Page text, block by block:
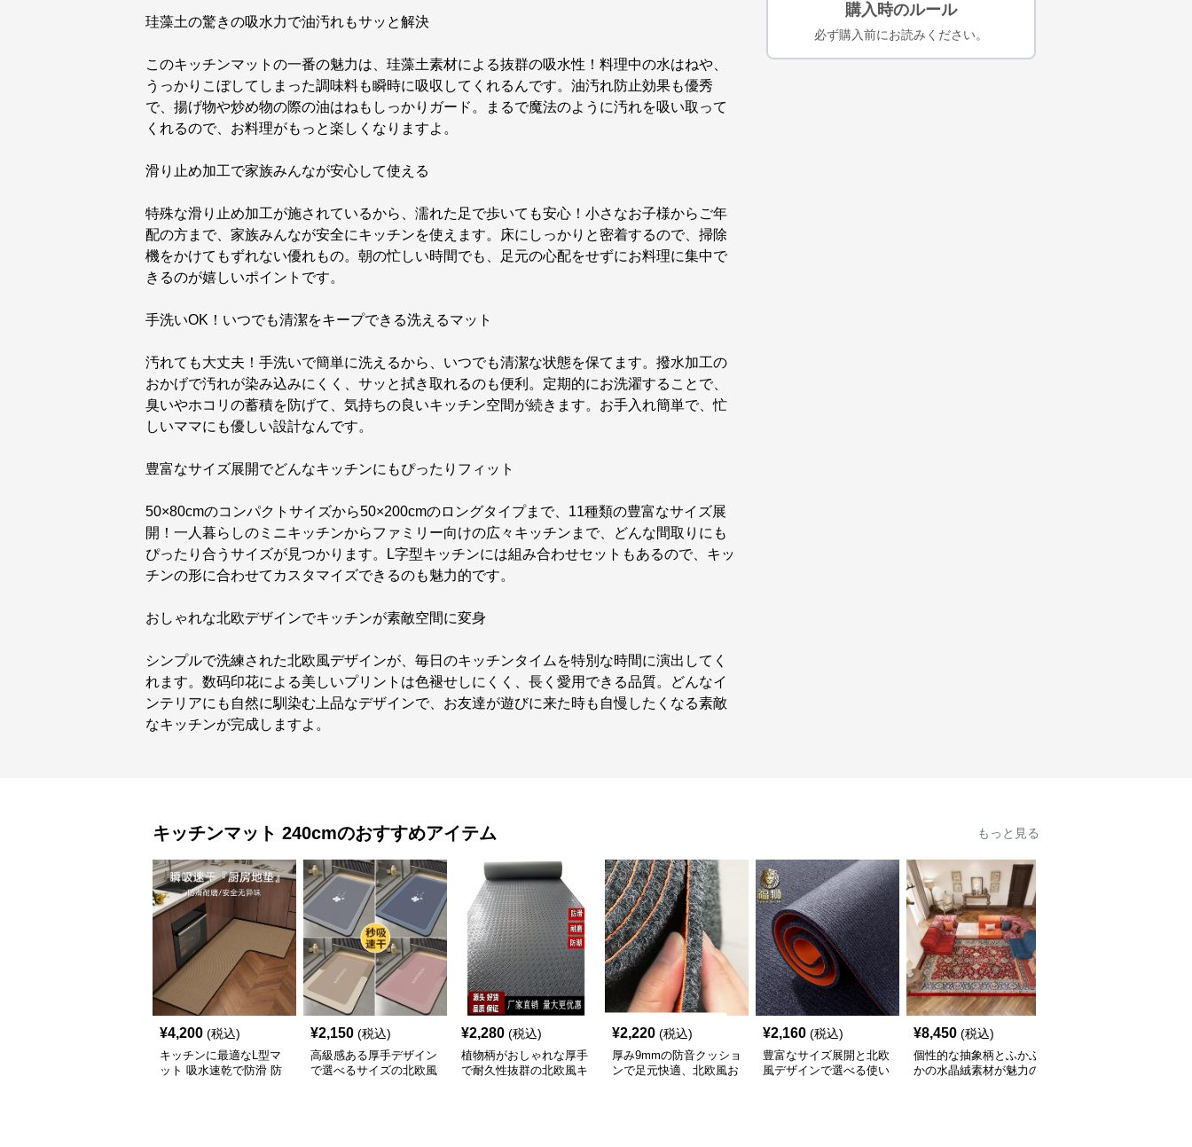
珪藻土の驚きの吸水力で油汚れもサッと解決
このキッチンマットの一番の魅力は、珪藻土素材による抜群の吸水性！料理中の水はねや、
うっかりこぼしてしまった調味料も瞬時に吸収してくれるんです。油汚れ防止効果も優秀
で、揚げ物や炒め物の際の油はねもしっかりガード。まるで魔法のように汚れを吸い取って
くれるので、お料理がもっと楽しくなりますよ。
滑り止め加工で家族みんなが安心して使える
特殊な滑り止め加工が施されているから、濡れた足で歩いても安心！小さなお子様からご年
配の方まで、家族みんなが安全にキッチンを使えます。床にしっかりと密着するので、掃除
機をかけてもずれない優れもの。朝の忙しい時間でも、足元の心配をせずにお料理に集中で
きるのが嬉しいポイントです。
手洗いOK！いつでも清潔をキープできる洗えるマット
汚れても大丈夫！手洗いで簡単に洗えるから、いつでも清潔な状態を保てます。撥水加工の
おかげで汚れが染み込みにくく、サッと拭き取れるのも便利。定期的にお洗濯することで、
臭いやホコリの蓄積を防げて、気持ちの良いキッチン空間が続きます。お手入れ簡単で、忙
しいママにも優しい設計なんです。
豊富なサイズ展開でどんなキッチンにもぴったりフィット
50×80cmのコンパクトサイズから50×200cmのロングタイプまで、11種類の豊富なサイズ展
開！一人暮らしのミニキッチンからファミリー向けの広々キッチンまで、どんな間取りにも
ぴったり合うサイズが見つかります。L字型キッチンには組み合わせセットもあるので、キッ
チンの形に合わせてカスタマイズできるのも魅力的です。
おしゃれな北欧デザインでキッチンが素敵空間に変身
シンプルで洗練された北欧風デザインが、毎日のキッチンタイムを特別な時間に演出してく
れます。数码印花による美しいプリントは色褪せしにくく、長く愛用できる品質。どんなイ
ンテリアにも自然に馴染む上品なデザインで、お友達が遊びに来た時も自慢したくなる素敵
なキッチンが完成しますよ。
購入時のルール
必ず購入前にお読みください。
キッチンマット 240cmのおすすめアイテム もっと見る
¥4,200 (税込)
キッチンに最適なL型マ
ット 吸水速乾で防滑 防
¥2,150 (税込)
高級感ある厚手デザイン
で選べるサイズの北欧風
¥2,280 (税込)
植物柄がおしゃれな厚手
で耐久性抜群の北欧風キ
¥2,220 (税込)
厚み9mmの防音クッショ
ンで足元快適、北欧風お
¥2,160 (税込)
豊富なサイズ展開と北欧
風デザインで選べる使い
¥8,450 (税込)
個性的な抽象柄とふかふ
かの水晶絨素材が魅力の